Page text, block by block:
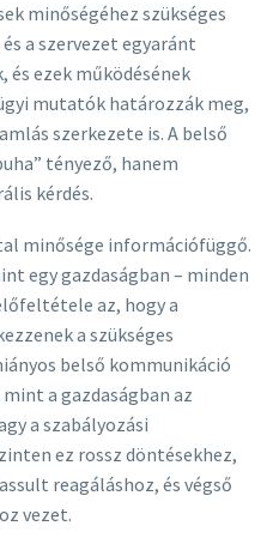
minőségéhez szükséges
a szervezet egyaránt
és ezek működésének
mutatók határozzák meg,
szerkezete is. A belső
tényező, hanem
kérdés.
minősége információfüggő.
egy gazdaságban – minden
az, hogy a
a szükséges
belső kommunikáció
a gazdaságban az
a szabályozási
ez rossz döntésekhez,
reagáláshoz, és végső
vezet.